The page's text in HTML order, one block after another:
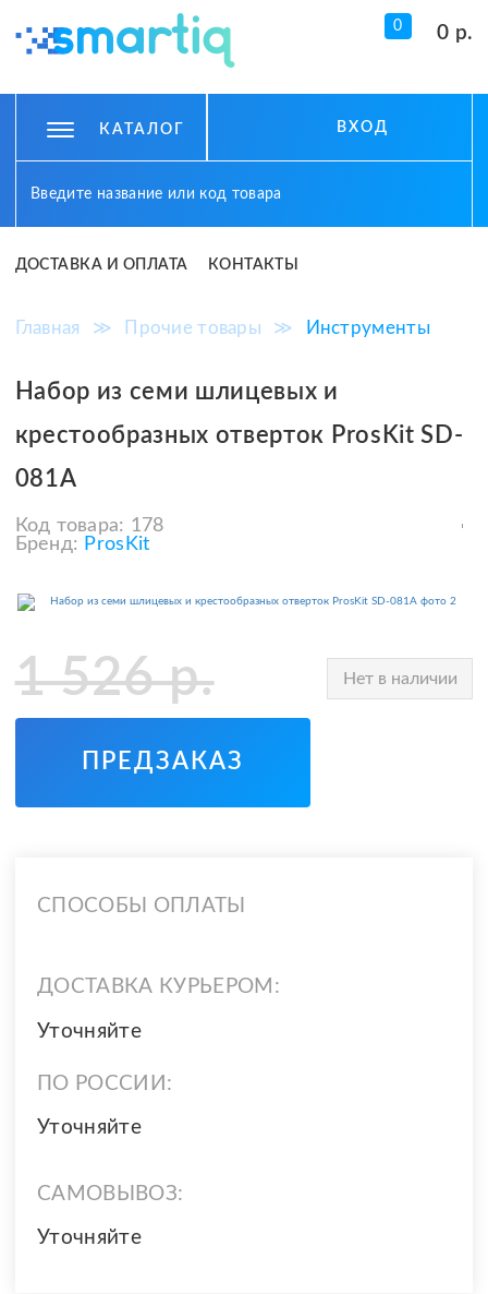
0 0 р.
КАТАЛОГ ВХОД
ДОСТАВКА И ОПЛАТА КОНТАКТЫ
Главная ≫ Прочие товары ≫ Инструменты
Набор из семи шлицевых и
крестообразных отверток ProsKit SD-
081A
Код товара: 178
Бренд: ProsKit
1 526р. Нет в наличии
ПРЕДЗАКАЗ
СПОСОБЫ ОПЛАТЫ
ДОСТАВКА КУРЬЕРОМ:
Уточняйте
ПО РОССИИ:
Уточняйте
САМОВЫВОЗ:
Уточняйте